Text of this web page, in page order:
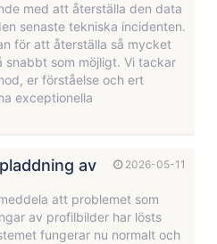
med att återställa den data
senaste tekniska incidenten.
för att återställa så mycket
snabbt som möjligt. Vi tackar
er förståelse och ert
exceptionella
2026-05-11
av
att problemet som
av profilbilder har lösts
fungerar nu normalt och